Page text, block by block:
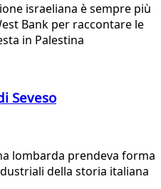
israeliana è sempre più
Bank per raccontare le
in Palestina
Seveso
lombarda prendeva forma
della storia italiana